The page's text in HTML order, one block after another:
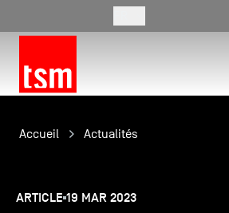
L'école
Formations
Accueil Actualités
ARTICLE 19 MAR 2023